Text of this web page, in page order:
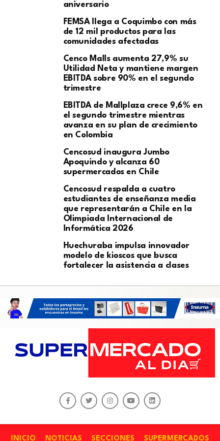
aniversario
FEMSA llega a Coquimbo con más
de 12 mil productos para las
comunidades afectadas
Cenco Malls aumenta 27,9% su
Utilidad Neta y mantiene margen
EBITDA sobre 90% en el segundo
trimestre
EBITDA de Mallplaza crece 9,6% en
el segundo trimestre mientras
avanza en su plan de crecimiento
en Colombia
Cencosud inaugura Jumbo
Apoquindo y alcanza 60
supermercados en Chile
Cencosud respalda a cuatro
estudiantes de enseñanza media
que representarán a Chile en la
Olimpiada Internacional de
Informática 2026
Huechuraba impulsa innovador
modelo de kioscos que busca
fortalecer la asistencia a clases
INICIO NOTICIAS SECCIONES SUPERMERCADOS